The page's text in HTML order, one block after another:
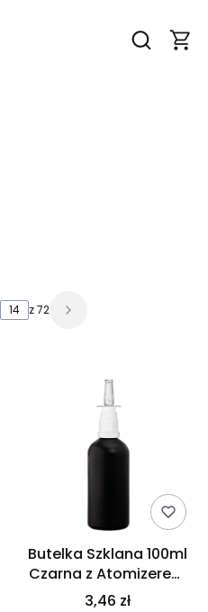
Otwórz
z 72
Butelka Szklana 100ml
Czarna z Atomizerem
do Nosa
3,46 zł